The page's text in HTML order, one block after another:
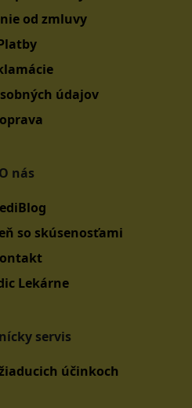
od zmluvy
údajov
O nás
so skúsenosťami
Lekárne
servis
účinkoch